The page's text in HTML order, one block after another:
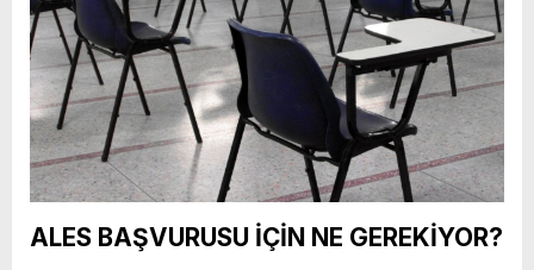
ALES BAŞVURUSU İÇİN NE GEREKİYOR?